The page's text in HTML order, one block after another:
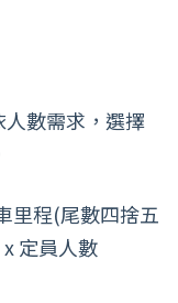
數需求，選擇
里程(尾數四捨五
定員人數